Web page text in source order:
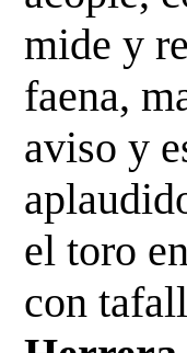
mide y
faena,
aviso y
el toro
con